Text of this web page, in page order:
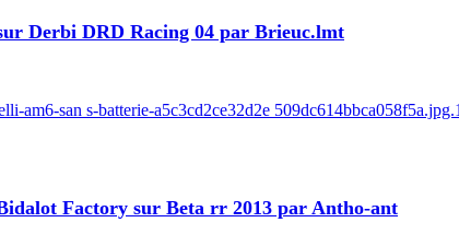
Derbi DRD Racing 04 par Brieuc.lmt
am6-san s-batterie-a5c3cd2ce32d2e
Factory sur Beta rr 2013 par Antho-ant